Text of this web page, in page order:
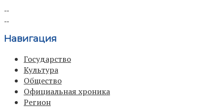
Навигация
Государство
Культура
Общество
Официальная хроника
Регион